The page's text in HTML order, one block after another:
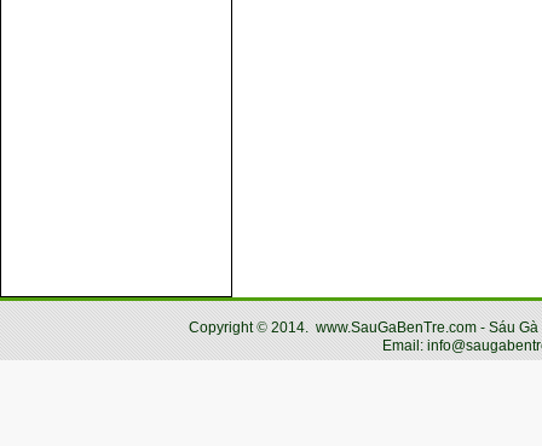
Copyright© 2014. www.SauGaBenTre.com - Sáu
Email: